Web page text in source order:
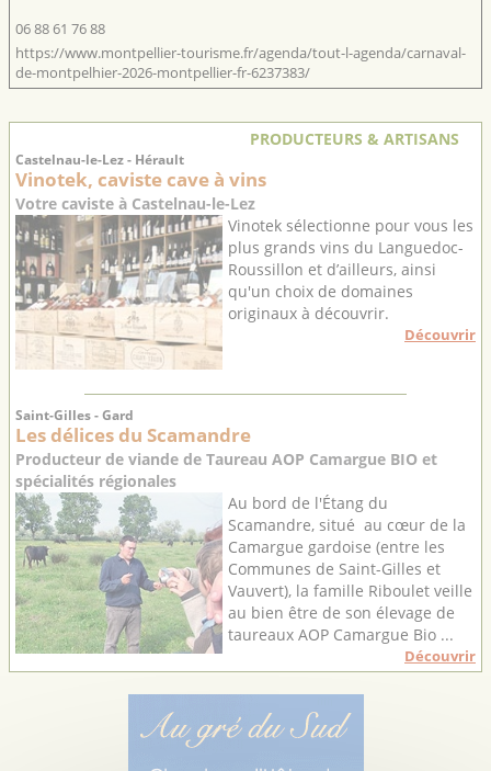
06 88 61 76 88
https://www.montpellier-tourisme.fr/agenda/tout-l-agenda/carnaval-
de-montpelhier-2026-montpellier-fr-6237383/
PRODUCTEURS & ARTISANS
Castelnau-le-Lez - Hérault
Vinotek, caviste cave à vins
Votre caviste à Castelnau-le-Lez
Vinotek sélectionne pour vous les
plus grands vins du Languedoc-
Roussillon et d’ailleurs, ainsi
qu'un choix de domaines
originaux à découvrir.
Découvrir
Saint-Gilles - Gard
Les délices du Scamandre
Producteur de viande de Taureau AOP Camargue BIO et
spécialités régionales
Au bord de l'Étang du
Scamandre, situé au cœur de la
Camargue gardoise (entre les
Communes de Saint-Gilles et
Vauvert), la famille Riboulet veille
au bien être de son élevage de
taureaux AOP Camargue Bio ...
Découvrir